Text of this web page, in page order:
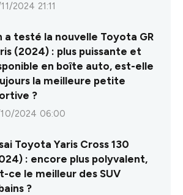
2024 21:11
a testé la nouvelle Toyota GR
(2024) : plus puissante et
en boîte auto, est-elle
la meilleure petite
?
2024 06:00
Toyota Yaris Cross 130
: encore plus polyvalent,
ce le meilleur des SUV
?